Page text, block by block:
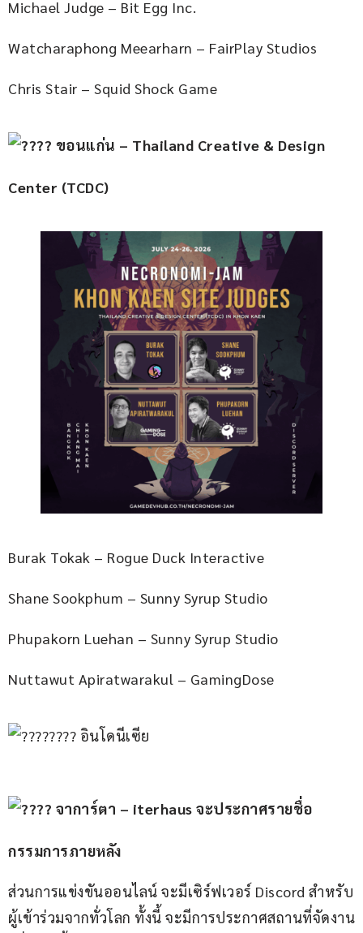
Michael Judge – Bit Egg Inc.
Watcharaphong Meearharn – FairPlay Studios
Chris Stair – Squid Shock Game
ขอนแก่น – Thailand Creative & Design
Center (TCDC)
Burak Tokak – Rogue Duck Interactive
Shane Sookphum – Sunny Syrup Studio
Phupakorn Luehan – Sunny Syrup Studio
Nuttawut Apiratwarakul – GamingDose
อินโดนีเซีย
จาการ์ตา – iterhaus จะประกาศรายชื่อ
กรรมการภายหลัง
ส่วนการแข่งขันออนไลน์ จะมีเซิร์ฟเวอร์ Discord สำหรับ
ผู้เข้าร่วมจากทั่วโลก ทั้งนี้ จะมีการประกาศสถานที่จัดงาน